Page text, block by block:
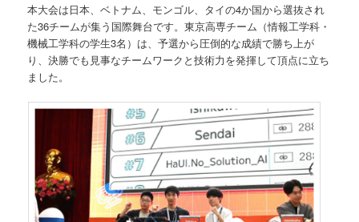
本大会は日本、ベトナム、モンゴル、タイの4か国から選抜され
た36チームが集う国際舞台です。東京高専チーム（情報工学科・
機械工学科の学生3名）は、予選から圧倒的な成績で勝ち上が
り、決勝でも見事なチームワークと技術力を発揮して頂点に立ち
ました。